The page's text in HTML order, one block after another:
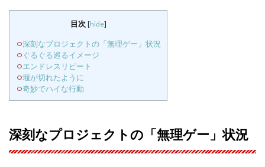
目次 [hide]
深刻なプロジェクトの「無理ゲー」状況
ぐるぐる巡るイメージ
エンドレスリピート
堰が切れたように
奇妙でハイな行動
深刻なプロジェクトの「無理ゲー」状況